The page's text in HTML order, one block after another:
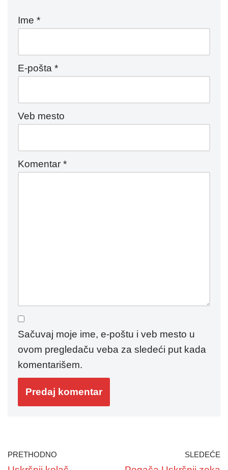
Ime *
E-pošta *
Veb mesto
Komentar *
Sačuvaj moje ime, e-poštu i veb mesto u
ovom pregledaču veba za sledeći put kada
komentarišem.
PRETHODNO SLEDEĆE